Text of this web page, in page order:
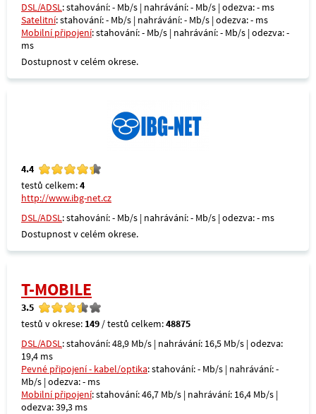
DSL/ADSL: stahování: - Mb/s | nahrávání: - Mb/s | odezva: - ms
Satelitní: stahování: - Mb/s | nahrávání: - Mb/s | odezva: - ms
Mobilní připojení: stahování: - Mb/s | nahrávání: - Mb/s | odezva: -
ms
Dostupnost v celém okrese.
4.4
testů celkem:4
http://www.ibg-net.cz
DSL/ADSL: stahování: - Mb/s | nahrávání: - Mb/s | odezva: - ms
Dostupnost v celém okrese.
T-MOBILE
3.5
testů v okrese: 149 / testů celkem:48875
DSL/ADSL: stahování: 48,9 Mb/s | nahrávání: 16,5 Mb/s | odezva:
19,4 ms
Pevné připojení - kabel/optika: stahování: - Mb/s | nahrávání: -
Mb/s | odezva: - ms
Mobilní připojení: stahování: 46,7 Mb/s | nahrávání: 16,4 Mb/s |
odezva: 39,3 ms